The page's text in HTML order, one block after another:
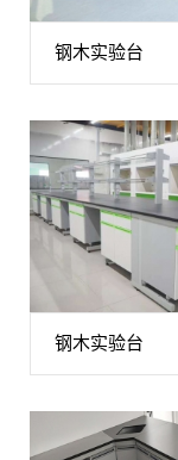
钢木实验台
钢木实验台